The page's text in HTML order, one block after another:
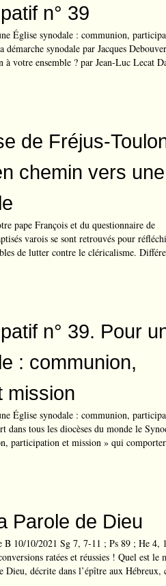
n° 39
Église synodale : communion,
synodale par Jacques
votre ensemble ? par Jean-Luc Lecat
de Fréjus-
chemin vers une
pape François et du questionnaire de
varois se sont retrouvés pour
de lutter contre le cléricalisme.
n° 39. Pour
: communion,
mission
Église synodale : communion,
dans tous les diocèses du monde le
participation et mission » qui
Parole de Dieu
B 10/10/2021 Sg 7, 7-11 ; Ps 89 ; He 4,
ratées et réussies ! Quel est le
Dieu, décrite dans l’épître aux Hébreux,